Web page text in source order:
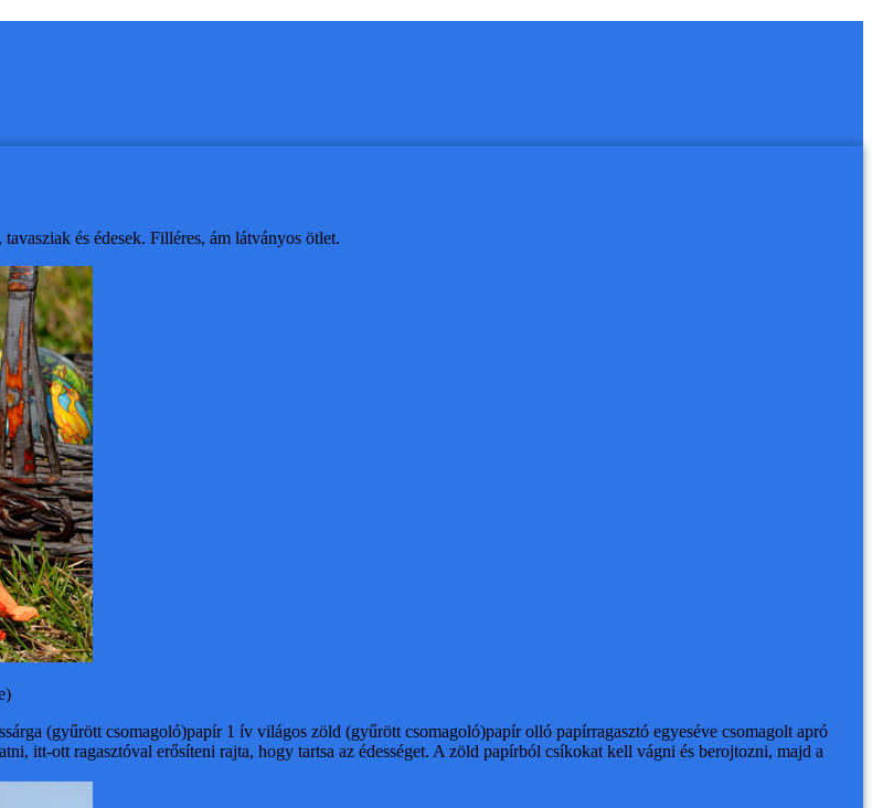
és édesek. Filléres, ám látványos ötlet.
(gyűrött csomagoló)papír1 ív világos zöld (gyűrött csomagoló)papírolló papírragasztó egyeséve csomagolt apró
itt-ott ragasztóval erősíteni rajta, hogy tartsa az édességet. A zöld papírból csíkokat kell vágni és berojtozni, majd a